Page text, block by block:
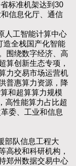
标准机架达到30
信息化厅、通信
工智能计算中心
造全栈国产化智能
围绕数字经济、高
算创新生态专项，
力交易市场运营机
普惠算力资源，降
和超算算力规模
高性能算力占比超
委、工业和信息
队信息工程大
高校和科研机构，
郑州数据交易中心